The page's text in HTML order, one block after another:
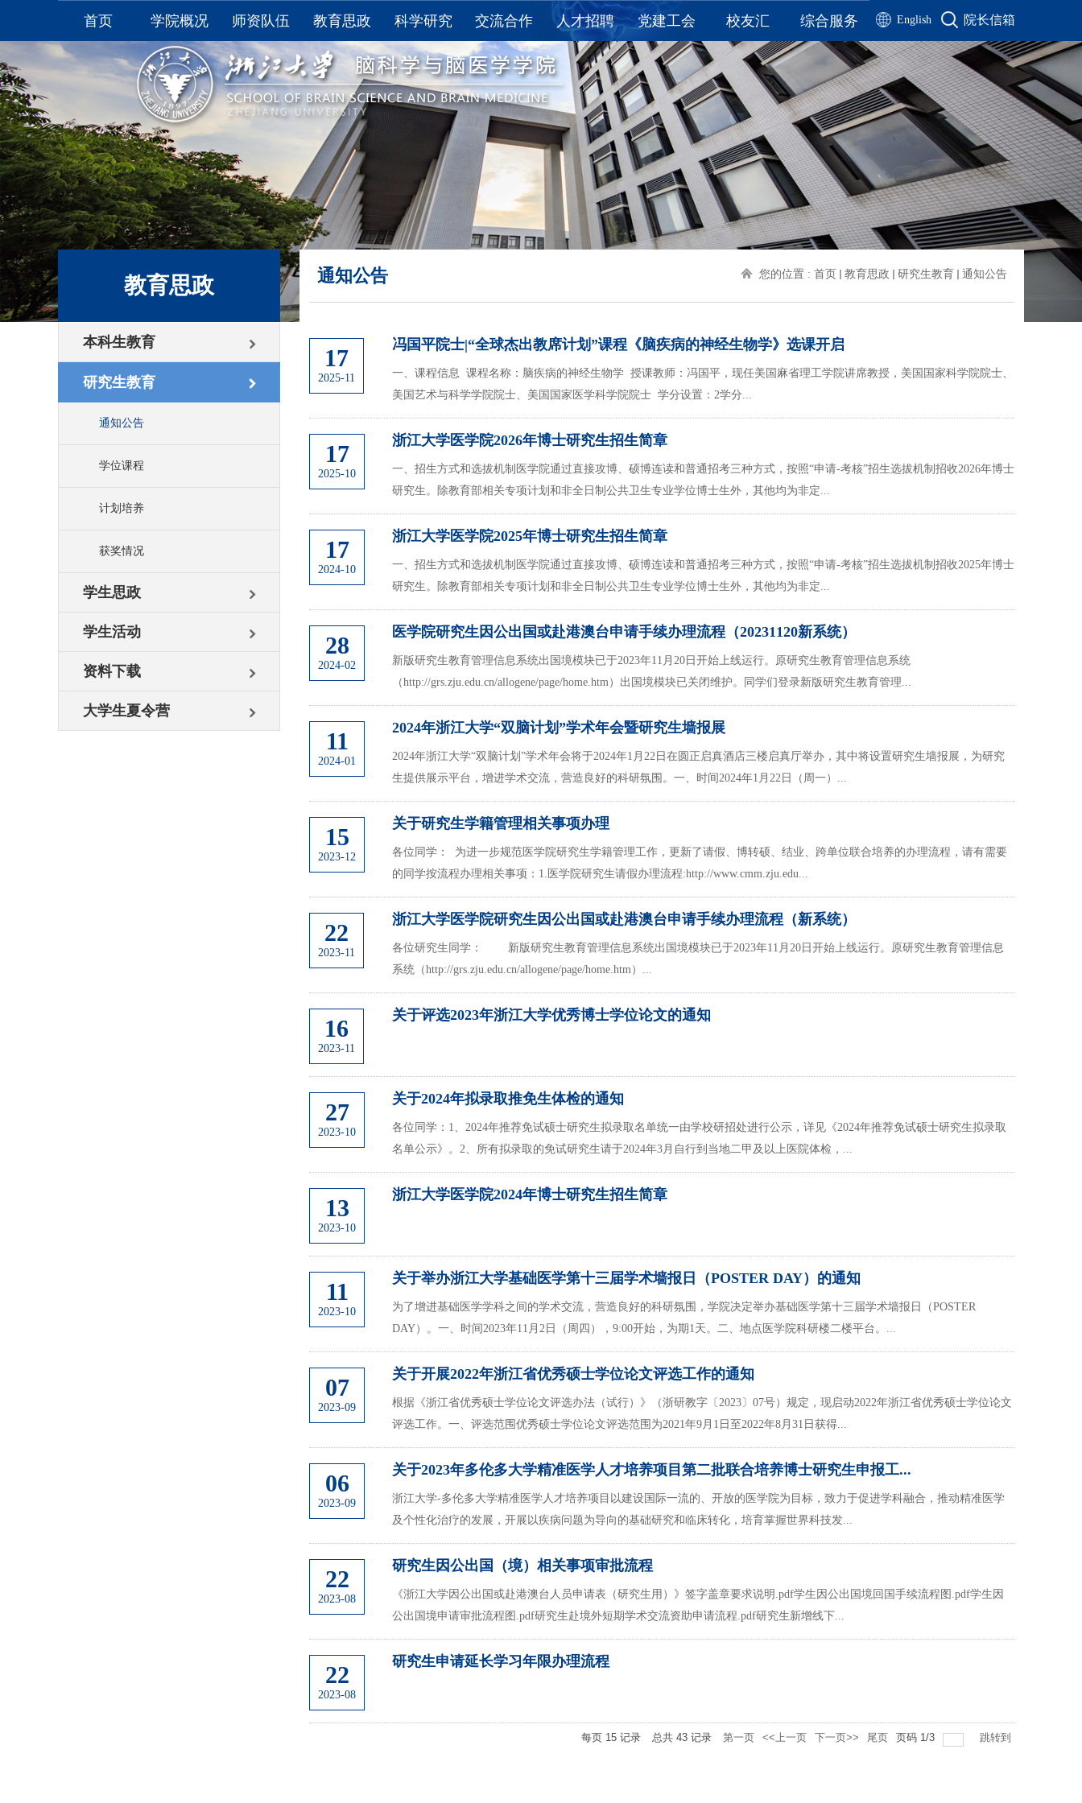
首页 学院概况
学院介绍
学院领导
学院视频
委员会
综合办公室
联系我们
师资队伍
全职教师
非全职教师
附属医院
教育思政
本科生教育
研究生教育
学生思政
学生活动
资料下载
大学生夏令营
科学研究
科研进展
科研获奖
重点实验室
学术报告
论文发表
资料下载
学术期刊
交流合作
国际交流
国内合作
人才招聘
求是讲席教授
求是特聘学者
长聘教授/长聘副教授
“百人计划”研究员
博士后
研究助理
其他
党建工会
党建
工会
校友汇
校友名录
校友风采
工作动态
历届毕业生合影
联系我们
历届校友毕业季视频
综合服务
通知公告
公示公告
院务公开
办公流程
资料下载
English 院长信箱
教育思政
本科生教育
研究生教育
通知公告
学位课程
计划培养
获奖情况
学生思政
学生活动
资料下载
大学生夏令营
通知公告 您的位置 : 首页 教育思政 研究生教育 通知公告
17
2025-11
冯国平院士|“全球杰出教席计划”课程《脑疾病的神经生物学》选课开启
一、课程信息 课程名称：脑疾病的神经生物学 授课教师：冯国平，现任美国麻省理工学院讲席教授，美国国家科学院院士、
美国艺术与科学学院院士、美国国家医学科学院院士 学分设置：2学分...
17
2025-10
浙江大学医学院2026年博士研究生招生简章
一、招生方式和选拔机制医学院通过直接攻博、硕博连读和普通招考三种方式，按照“申请-考核”招生选拔机制招收2026年博士
研究生。除教育部相关专项计划和非全日制公共卫生专业学位博士生外，其他均为非定...
17
2024-10
浙江大学医学院2025年博士研究生招生简章
一、招生方式和选拔机制医学院通过直接攻博、硕博连读和普通招考三种方式，按照“申请-考核”招生选拔机制招收2025年博士
研究生。除教育部相关专项计划和非全日制公共卫生专业学位博士生外，其他均为非定...
28
2024-02
医学院研究生因公出国或赴港澳台申请手续办理流程（20231120新系统）
新版研究生教育管理信息系统出国境模块已于2023年11月20日开始上线运行。原研究生教育管理信息系统
（http://grs.zju.edu.cn/allogene/page/home.htm）出国境模块已关闭维护。同学们登录新版研究生教育管理...
11
2024-01
2024年浙江大学“双脑计划”学术年会暨研究生墙报展
2024年浙江大学“双脑计划”学术年会将于2024年1月22日在圆正启真酒店三楼启真厅举办，其中将设置研究生墙报展，为研究
生提供展示平台，增进学术交流，营造良好的科研氛围。一、时间2024年1月22日（周一）...
15
2023-12
关于研究生学籍管理相关事项办理
各位同学： 为进一步规范医学院研究生学籍管理工作，更新了请假、博转硕、结业、跨单位联合培养的办理流程，请有需要
的同学按流程办理相关事项：1.医学院研究生请假办理流程:http://www.cmm.zju.edu...
22
2023-11
浙江大学医学院研究生因公出国或赴港澳台申请手续办理流程（新系统）
各位研究生同学： 新版研究生教育管理信息系统出国境模块已于2023年11月20日开始上线运行。原研究生教育管理信息
系统（http://grs.zju.edu.cn/allogene/page/home.htm）...
16
2023-11
关于评选2023年浙江大学优秀博士学位论文的通知
27
2023-10
关于2024年拟录取推免生体检的通知
各位同学：1、2024年推荐免试硕士研究生拟录取名单统一由学校研招处进行公示，详见《2024年推荐免试硕士研究生拟录取
名单公示》。2、所有拟录取的免试研究生请于2024年3月自行到当地二甲及以上医院体检，...
13
2023-10
浙江大学医学院2024年博士研究生招生简章
11
2023-10
关于举办浙江大学基础医学第十三届学术墙报日（POSTER DAY）的通知
为了增进基础医学学科之间的学术交流，营造良好的科研氛围，学院决定举办基础医学第十三届学术墙报日（POSTER
DAY）。一、时间2023年11月2日（周四），9:00开始，为期1天。二、地点医学院科研楼二楼平台。...
07
2023-09
关于开展2022年浙江省优秀硕士学位论文评选工作的通知
根据《浙江省优秀硕士学位论文评选办法（试行）》（浙研教字〔2023〕07号）规定，现启动2022年浙江省优秀硕士学位论文
评选工作。一、评选范围优秀硕士学位论文评选范围为2021年9月1日至2022年8月31日获得...
06
2023-09
关于2023年多伦多大学精准医学人才培养项目第二批联合培养博士研究生申报工...
浙江大学-多伦多大学精准医学人才培养项目以建设国际一流的、开放的医学院为目标，致力于促进学科融合，推动精准医学
及个性化治疗的发展，开展以疾病问题为导向的基础研究和临床转化，培育掌握世界科技发...
22
2023-08
研究生因公出国（境）相关事项审批流程
《浙江大学因公出国或赴港澳台人员申请表（研究生用）》签字盖章要求说明.pdf学生因公出国境回国手续流程图.pdf学生因
公出国境申请审批流程图.pdf研究生赴境外短期学术交流资助申请流程.pdf研究生新增线下...
22
2023-08
研究生申请延长学习年限办理流程
每页 15 记录 总共 43 记录 第一页 <<上一页 下一页>> 尾页 页码 1/3 跳转到